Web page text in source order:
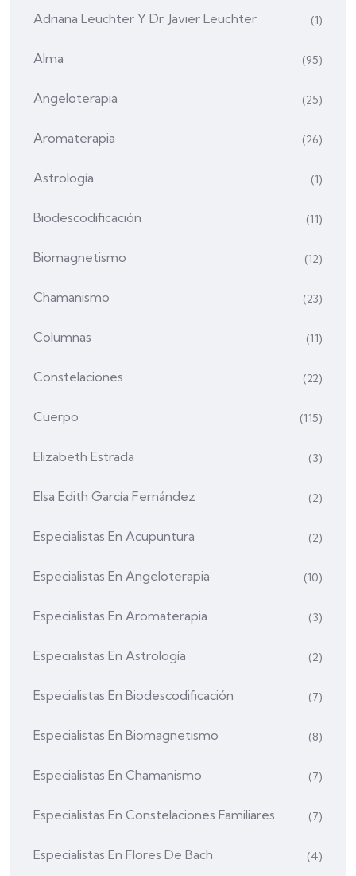
Adriana Leuchter Y Dr. Javier Leuchter (1)
Alma (95)
Angeloterapia (25)
Aromaterapia (26)
Astrología (1)
Biodescodificación (11)
Biomagnetismo (12)
Chamanismo (23)
Columnas (11)
Constelaciones (22)
Cuerpo (115)
Elizabeth Estrada (3)
Elsa Edith García Fernández (2)
Especialistas En Acupuntura (2)
Especialistas En Angeloterapia (10)
Especialistas En Aromaterapia (3)
Especialistas En Astrología (2)
Especialistas En Biodescodificación (7)
Especialistas En Biomagnetismo (8)
Especialistas En Chamanismo (7)
Especialistas En Constelaciones Familiares (7)
Especialistas En Flores De Bach (4)